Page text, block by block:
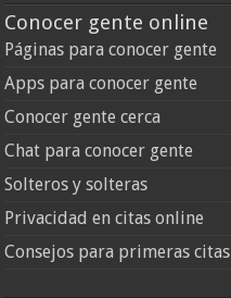
Conocer gente online
Páginas para conocer gente
Apps para conocer gente
Conocer gente cerca
Chat para conocer gente
Solteros y solteras
Privacidad en citas online
Consejos para primeras citas